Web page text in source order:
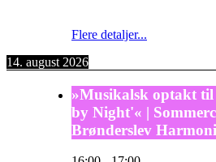
Flere detaljer...
14. august 2026
»Musikalsk optakt
by Night'« |
Brønderslev